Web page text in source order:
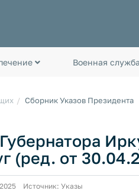
Военная служба
Сборник Указов Президента
(ред. от
Источник: Указы